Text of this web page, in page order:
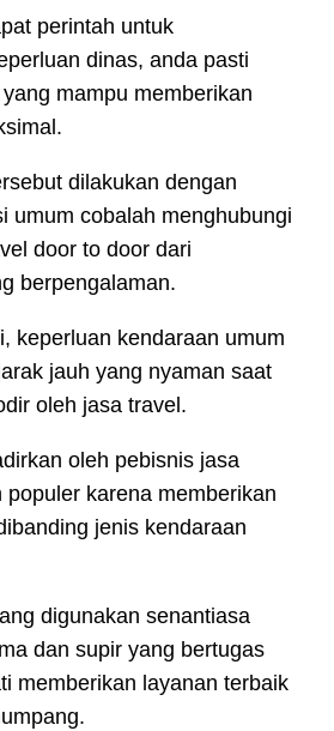
perintah untuk
dinas, anda pasti
mampu memberikan
dilakukan dengan
umum cobalah menghubungi
door to door dari
berpengalaman.
keperluan kendaraan umum
jauh yang nyaman saat
oleh jasa travel.
oleh pebisnis jasa
populer karena memberikan
jenis kendaraan
digunakan senantiasa
dan supir yang bertugas
memberikan layanan terbaik